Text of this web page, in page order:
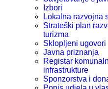
Izbori
Lokalna razvojna
Strateški plan
turizma
Sklopljeni ugovori
Javna priznanja
Registar
infrastrukture
Sponzorstva i